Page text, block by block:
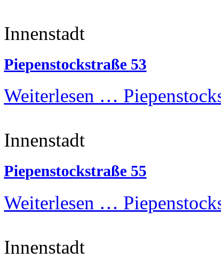
Innenstadt
Piepenstockstraße 53
Weiterlesen …
Innenstadt
Piepenstockstraße 55
Weiterlesen …
Innenstadt